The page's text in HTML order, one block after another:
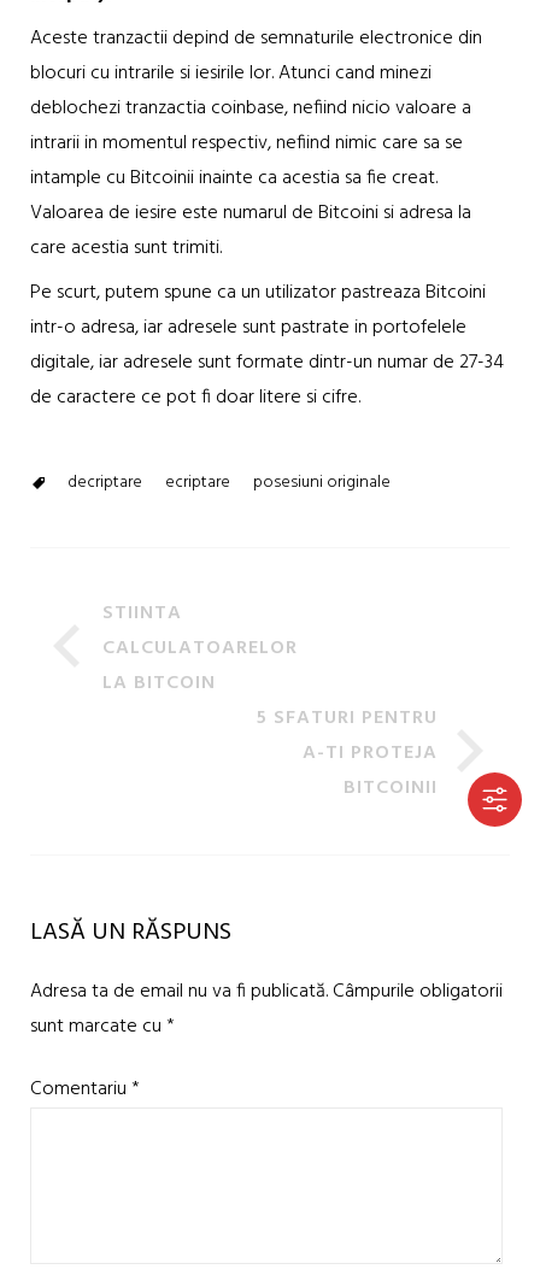
Aceste tranzactii depind de semnaturile electronice din
blocuri cu intrarile si iesirile lor. Atunci cand minezi
deblochezi tranzactia coinbase, nefiind nicio valoare a
intrarii in momentul respectiv, nefiind nimic care sa se
intample cu Bitcoinii inainte ca acestia sa fie creat.
Valoarea de iesire este numarul de Bitcoini si adresa la
care acestia sunt trimiti.
Pe scurt, putem spune ca un utilizator pastreaza Bitcoini
intr-o adresa, iar adresele sunt pastrate in portofelele
digitale, iar adresele sunt formate dintr-un numar de 27-34
de caractere ce pot fi doar litere si cifre.
decriptare ecriptare posesiuni originale
STIINTA
CALCULATOARELOR
LA BITCOIN
5 SFATURI PENTRU
A-TI PROTEJA
BITCOINII
LASĂ UN RĂSPUNS
Adresa ta de email nu va fi publicată.Câmpurile obligatorii
sunt marcate cu*
Comentariu*